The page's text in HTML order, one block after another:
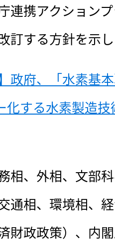
連携アクション
訂する方針を示
】政府、「水素基
化する水素製造
相、外相、文部
通相、環境相、
財政政策）、内